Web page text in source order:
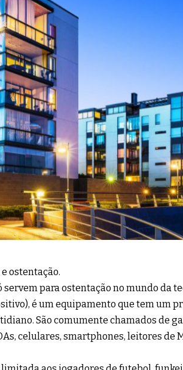
ostentação.
servem para ostentação no mundo da
é um equipamento que tem um
São comumente chamados de
celulares, smartphones, leitores de